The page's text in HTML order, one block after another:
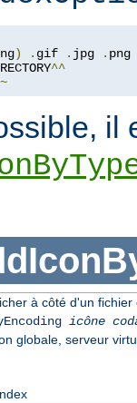
) . gif . jpg .
^^
il
à côté d'un
icône
globale, serveur